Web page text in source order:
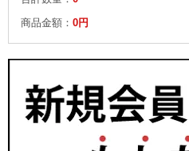
商品金額： 0円